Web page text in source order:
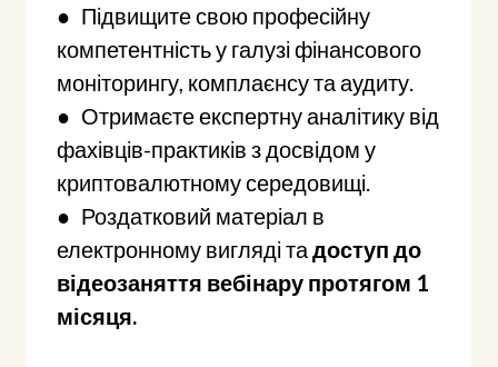
● Підвищите свою професійну
компетентність у галузі фінансового
моніторингу, комплаєнсу та аудиту.
● Отримаєте експертну аналітику від
фахівців-практиків з досвідом у
криптовалютному середовищі.
● Роздатковий матеріал в
електронному вигляді та доступ до
відеозаняття вебінару протягом 1
місяця.